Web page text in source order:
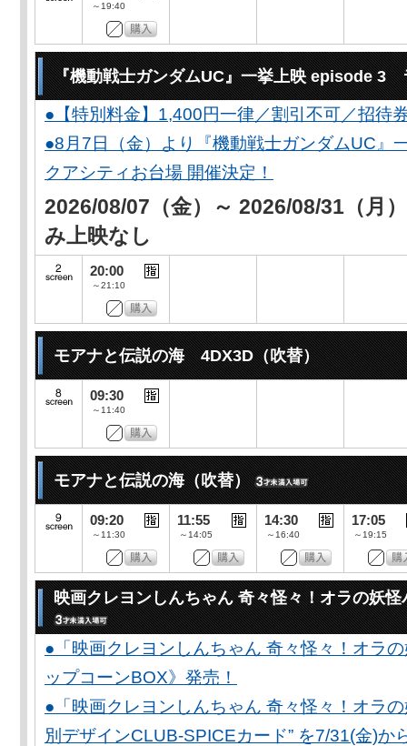
～19:40
『機動戦士ガンダムUC』一挙上映 episode 3
●【特別料金】1,400円一律／割引不可／招待
●8月7日（金）より『機動戦士ガンダムUC』
クアシティお台場 開催決定！
2026/08/07（金）～ 2026/08/31（月
み上映なし
20:00
～21:10
モアナと伝説の海 4DX3D（吹替）
09:30
～11:40
モアナと伝説の海（吹替）
09:20
～11:30
11:55
～14:05
14:30
～16:40
17:05
～19:15
映画クレヨンしんちゃん 奇々怪々！オラの妖怪
●「映画クレヨンしんちゃん 奇々怪々！オラ
ップコーンBOX》発売！
●「映画クレヨンしんちゃん 奇々怪々！オラ
別デザインCLUB-SPICEカード” を7/31(金)か